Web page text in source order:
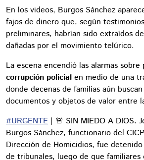
En los videos, Burgos Sánchez
fajos de dinero que, según
preliminares, habrían sido extraídos
dañadas por el movimiento telúrico.
La escena encendió las alarmas sobre
corrupción policial en medio de una
donde decenas de familias aún
documentos y objetos de valor entre
#URGENTE | 🚨 SIN MIEDO A DIOS.
Burgos Sánchez, functionario del
Dirección de Homicidios, fue
de tribunales, luego de que familiares